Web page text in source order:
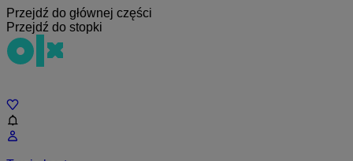
Przejdź do głównej części
Przejdź do stopki